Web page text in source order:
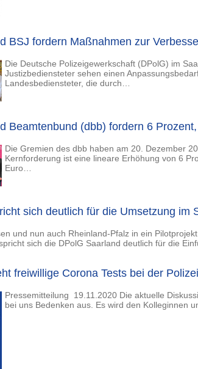
BSJ fordern Maßnahmen zur
Die Deutsche Polizeigewerkschaft (DPolG) im
Justizbediensteter sehen einen
Landesbediensteter, die durch…
Beamtenbund (dbb) fordern 6
Die Gremien des dbb haben am 20. Dezember
Kernforderung ist eine lineare Erhöhung von 6
Euro…
sich deutlich für die Umsetzung im
und nun auch Rheinland-Pfalz in ein
sich die DPolG Saarland deutlich für die
freiwillige Corona Tests bei der
Pressemitteilung 19.11.2020 Die aktuelle
bei uns Bedenken aus. Es wird den Kolleginnen